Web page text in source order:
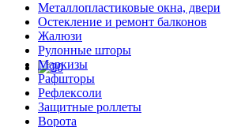
Металлопластиковые окна, двери
Остекление и ремонт балконов
Жалюзи
Рулонные шторы
Маркизы
Рафшторы
Рефлексоли
Защитные роллеты
Ворота